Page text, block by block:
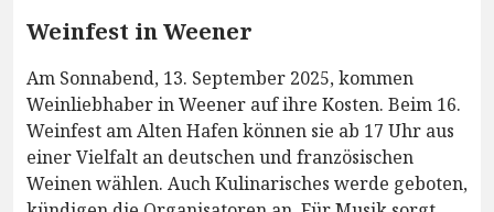
Weinfest in Weener
Am Sonnabend, 13. September 2025, kommen
Weinliebhaber in Weener auf ihre Kosten. Beim 16.
Weinfest am Alten Hafen können sie ab 17 Uhr aus
einer Vielfalt an deutschen und französischen
Weinen wählen. Auch Kulinarisches werde geboten,